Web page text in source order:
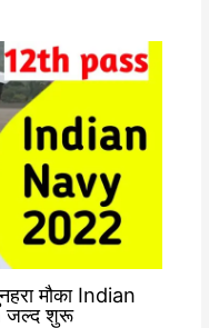
मौका Indian
जल्द शुरू